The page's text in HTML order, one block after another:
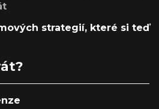
strategií, které si teď